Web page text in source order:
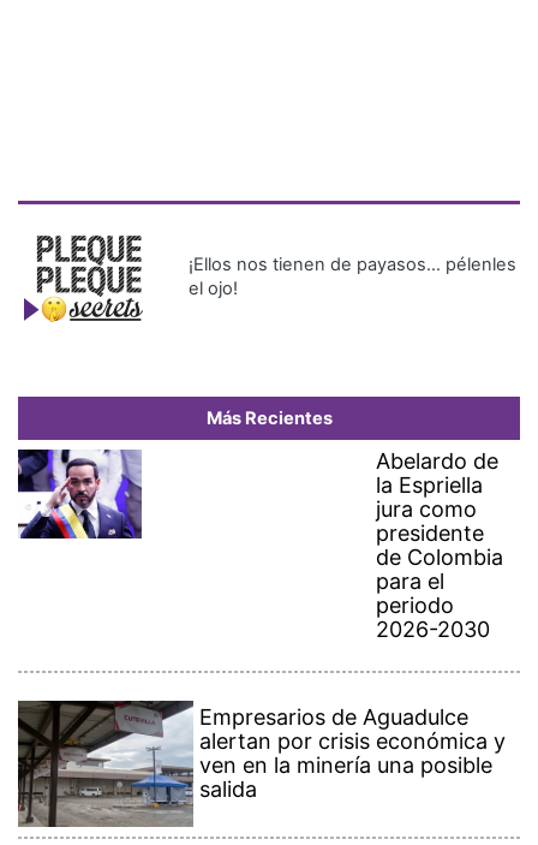
¡Ellos nos tienen de payasos… pélenles
el ojo!
Más Recientes
Abelardo de
la Espriella
jura como
presidente
de Colombia
para el
periodo
2026-2030
Empresarios de Aguadulce
alertan por crisis económica y
ven en la minería una posible
salida